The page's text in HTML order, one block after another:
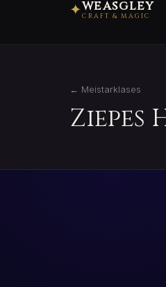
✦WEASGLEY
CRAFT & MAGIC
← Meistarklases